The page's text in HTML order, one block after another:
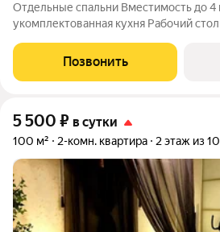
Отдельные спальни Вместимость до 4 гостей Полностью
укомплектованная кухня Рабочий стол Стабильный Wi-Fi
ж/д вокзала 15 минут 5 мин до центра на авто
Благоустроенная 2-комнатная квартира
Позвонить
5 500 ₽ в сутки
100 м² 2-комн. квартира 2 этаж из 10